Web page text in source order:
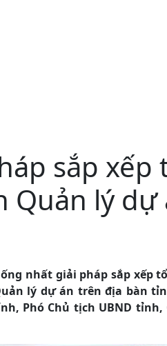
sắp xếp
Quản lý dự
nhất giải pháp sắp xếp
lý dự án trên địa bàn
Phó Chủ tịch UBND tỉnh,